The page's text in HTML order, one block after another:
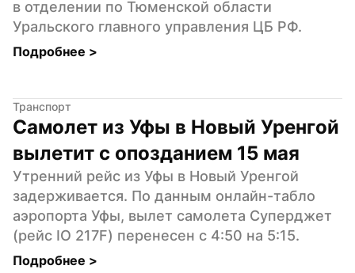
в отделении по Тюменской области
Уральского главного управления ЦБ РФ.
Подробнее >
Транспорт
Самолет из Уфы в Новый Уренгой
вылетит с опозданием 15 мая
Утренний рейс из Уфы в Новый Уренгой
задерживается. По данным онлайн-табло
аэропорта Уфы, вылет самолета Суперджет
(рейс IO 217F) перенесен с 4:50 на 5:15.
Подробнее >